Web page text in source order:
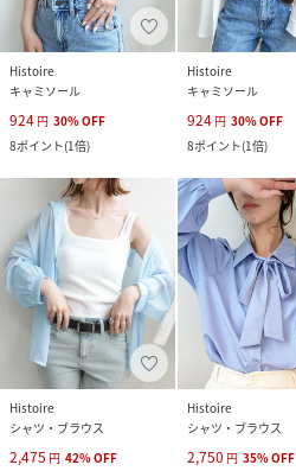
Histoire
キャミソール
924 円 30%OFF
8ポイント(1倍)
Histoire
キャミソール
924 円 30%OFF
8ポイント(1倍)
Histoire
シャツ・ブラウス
2,475 円 42%OFF
Histoire
シャツ・ブラウス
2,750 円 35%OFF